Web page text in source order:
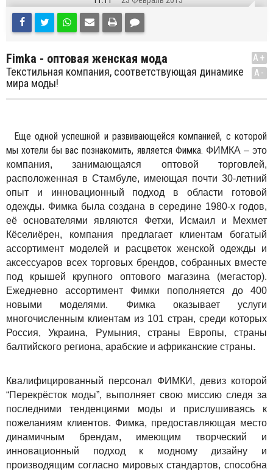
Fimka - оптовая женская мода
Текстильная компания, соответствующая динамике
мира моды!
A+
A-
Еще одной успешной и развивающейся компанией, с которой
мы хотели бы вас познакомить, является Фимка. ФИМКА – это
компания, занимающаяся оптовой торговлей,
расположенная в Стамбуле, имеющая почти 30-летний
опыт и инновационный подход в области готовой
одежды. Фимка была создана в середине 1980-х годов,
её основателями являются Фетхи, Исмаил и Мехмет
Кёселиёрен, компания предлагает клиентам богатый
ассортимент моделей и расцветок женской одежды и
аксессуаров всех торговых брендов, собранных вместе
под крышей крупного оптового магазина (мегастор).
Ежедневно ассортимент Фимки пополняется до 400
новыми моделями. Фимка оказывает услуги
многочисленным клиентам из 101 стран, среди которых
Россия, Украина, Румыния, страны Европы, страны
балтийского региона, арабские и африканские страны.
Квалифицированный персонал ФИМКИ, девиз которой
“Перекрёсток моды”, выполняет свою миссию следя за
последними тенденциями моды и прислушиваясь к
пожеланиям клиентов. Фимка, предоставляющая место
динамичным брендам, имеющим творческий и
инновационный подход к модному дизайну и
производящим согласно мировых стандартов, способна